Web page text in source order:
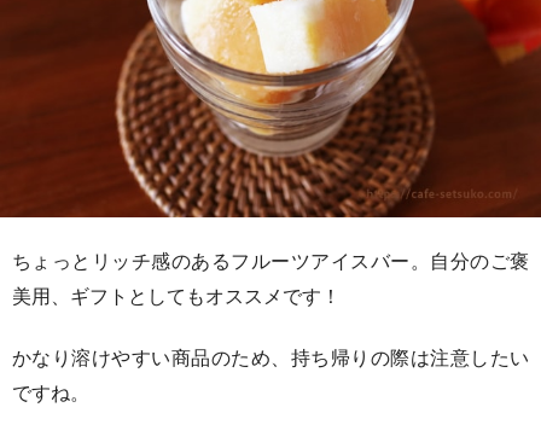
ちょっとリッチ感のあるフルーツアイスバー。自分のご褒
美用、ギフトとしてもオススメです！
かなり溶けやすい商品のため、持ち帰りの際は注意したい
ですね。